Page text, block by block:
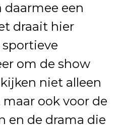
een
draait hier
om de show
niet alleen
ook voor de
en de drama die